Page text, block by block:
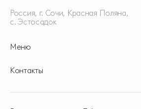
Меню
Россия, г. Сочи, Красная Поляна,
с. Эстосадок
Контакты